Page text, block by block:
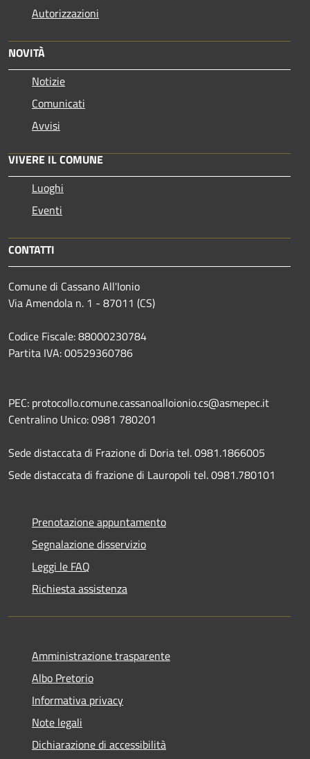
Autorizzazioni
NOVITÀ
Notizie
Comunicati
Avvisi
VIVERE IL COMUNE
Luoghi
Eventi
CONTATTI
Comune di Cassano All'Ionio
Via Amendola n. 1 - 87011 (CS)
Codice Fiscale: 88000230784
Partita IVA: 00529360786
PEC: protocollo.comune.cassanoalloionio.cs@asmepec.it
Centralino Unico: 0981 780201
Sede distaccata di Frazione di Doria tel. 0981.1866005
Sede distaccata di frazione di Lauropoli tel. 0981.780101
Prenotazione appuntamento
Segnalazione disservizio
Leggi le FAQ
Richiesta assistenza
Amministrazione trasparente
Albo Pretorio
Informativa privacy
Note legali
Dichiarazione di accessibilità